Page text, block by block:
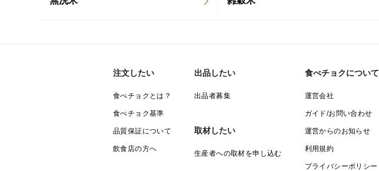
注文したい
食べチョクとは？
食べチョク基準
品質保証について
飲食店の方へ
出品したい
出品者募集
取材したい
生産者への取材を申し込む
食べチョクについて
運営会社
ガイド/お問い合わせ
運営からのお知らせ
利用規約
プライバシーポリシー